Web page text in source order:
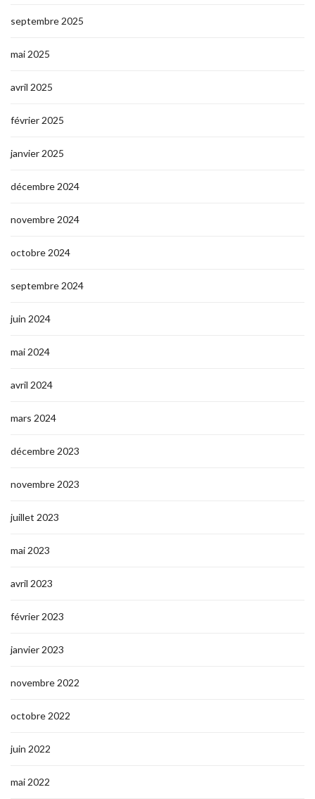
septembre 2025
mai 2025
avril 2025
février 2025
janvier 2025
décembre 2024
novembre 2024
octobre 2024
septembre 2024
juin 2024
mai 2024
avril 2024
mars 2024
décembre 2023
novembre 2023
juillet 2023
mai 2023
avril 2023
février 2023
janvier 2023
novembre 2022
octobre 2022
juin 2022
mai 2022